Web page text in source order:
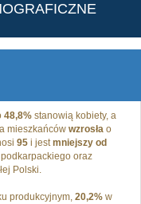
48,8% stanowią kobiety, a
mieszkańców wzrosła o
95 i jestmniejszy od
oraz
Polski.
produkcyjnym, 20,2% w